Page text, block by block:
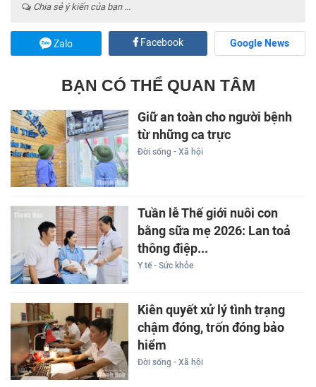
Chia sẻ ý kiến của bạn ...
Zalo Facebook Google News
BẠN CÓ THỂ QUAN TÂM
Giữ an toàn cho người bệnh
từ những ca trực
Đời sống - Xã hội
Tuần lễ Thế giới nuôi con
bằng sữa mẹ 2026: Lan toả
thông điệp...
Y tế - Sức khỏe
Kiên quyết xử lý tình trạng
chậm đóng, trốn đóng bảo
hiểm
Đời sống - Xã hội